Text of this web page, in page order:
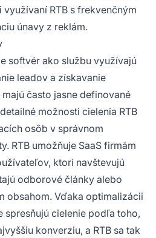
RTB s frekvenčným
únavy z reklám.
softvér ako službu využívajú
leadov a získavanie
často jasne definované
možnosti cielenia RTB
osôb v správnom
RTB umožňuje SaaS firmám
ktorí navštevujú
odborové články alebo
obsahom. Vďaka optimalizácii
spresňujú cielenie podľa toho,
konverziu, a RTB sa tak